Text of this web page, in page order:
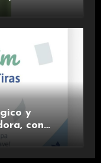
y
con
de